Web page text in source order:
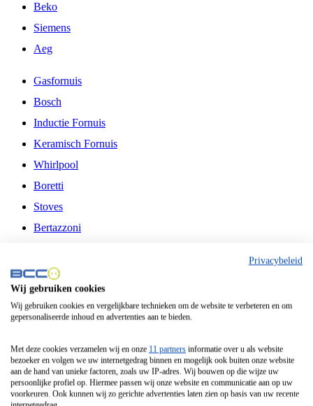
Beko
Siemens
Aeg
Gasfornuis
Bosch
Inductie Fornuis
Keramisch Fornuis
Whirlpool
Boretti
Stoves
Bertazzoni
Fitelli
Airfryer
Frituurpan
Contactgrill
Broodbakmachine
Broodrooster
Privacybeleid
Wij gebruiken cookies
Wij gebruiken cookies en vergelijkbare technieken om de website te verbeteren en om
gepersonaliseerde inhoud en advertenties aan te bieden.
Met deze cookies verzamelen wij en onze 11 partners informatie over u als website
bezoeker en volgen we uw internetgedrag binnen en mogelijk ook buiten onze website
aan de hand van unieke factoren, zoals uw IP-adres. Wij bouwen op die wijze uw
persoonlijke profiel op. Hiermee passen wij onze website en communicatie aan op uw
voorkeuren. Ook kunnen wij zo gerichte advertenties laten zien op basis van uw recente